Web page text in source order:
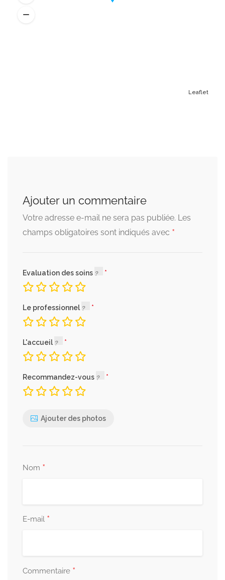
Leaflet
Ajouter un commentaire
Votre adresse e-mail ne sera pas publiée. Les
champs obligatoires sont indiqués avec *
Evaluation des soins
Le professionnel
L'accueil
Recommandez-vous
Ajouter des photos
Nom *
E-mail *
Commentaire *